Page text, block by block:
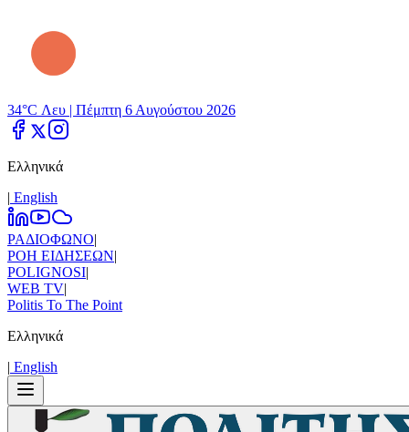
34°C Λευ | Πέμπτη 6 Αυγούστου 2026
Ελληνικά
| Εnglish
ΡΑΔΙΟΦΩΝΟ|
ΡΟΗ ΕΙΔΗΣΕΩΝ|
POLIGNOSI|
WEB TV|
Politis To The Point
Ελληνικά
| Εnglish